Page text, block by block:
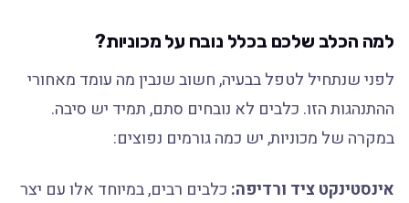
למה הכלב שלכם בכלל נובח על מכוניות?
לפני שנתחיל לטפל בבעיה, חשוב שנבין מה עומד מאחורי
ההתנהגות הזו. כלבים לא נובחים סתם, תמיד יש סיבה.
במקרה של מכוניות, יש כמה גורמים נפוצים:
אינסטינקט ציד ורדיפה:כלבים רבים, במיוחד אלו עם יצר